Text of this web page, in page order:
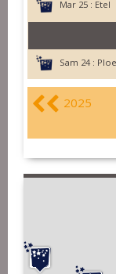
Mar 25 : Etel
Sam 24 :
2025